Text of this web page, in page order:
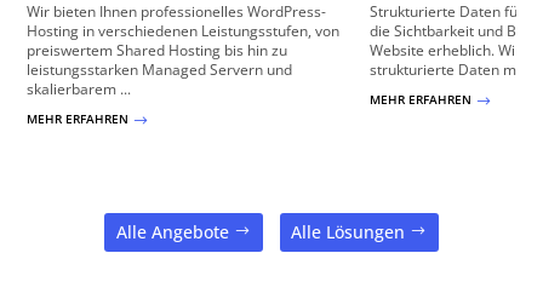
Wir bieten Ihnen professionelles WordPress-
Hosting in verschiedenen Leistungsstufen, von
preiswertem Shared Hosting bis hin zu
leistungsstarken Managed Servern und
skalierbarem ...
MEHR ERFAHREN $
Strukturierte Daten für
die Sichtbarkeit und
Website erheblich. Wir
strukturierte Daten mit
MEHR ERFAHREN $
Alle Angebote Alle Lösungen